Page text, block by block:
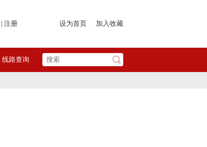
注册 设为首页 加入收藏
线路查询